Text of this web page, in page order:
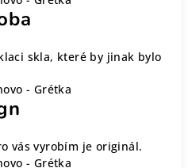
skla, které by jinak bylo
vás vyrobím je originál.